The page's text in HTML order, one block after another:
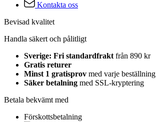
Kontakta oss
Bevisad kvalitet
Handla säkert och pålitligt
Sverige: Fri standardfraktfrån 890 kr
Gratis returer
Minst 1 gratisprov med varje beställning
Säker betalning med SSL-kryptering
Betala bekvämt med
Förskottsbetalning